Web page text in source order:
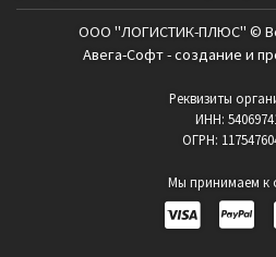
ООО "ЛОГИСТИК-ПЛЮС" ©
Авега-Софт - создание и
Реквизиты
ИНН:
ОГРН:
Мы принимаем к